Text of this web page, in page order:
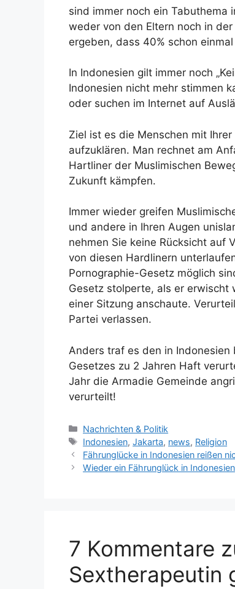
sind immer noch ein Tabuthema
weder von den Eltern noch in
ergeben, dass 40% schon
In Indonesien gilt immer noch
Indonesien nicht mehr stimmen
oder suchen im Internet auf
Ziel ist es die Menschen mit
aufzuklären. Man rechnet am
Hartliner der Muslimischen
Zukunft kämpfen.
Immer wieder greifen
und andere in Ihren Augen
nehmen Sie keine Rücksicht auf
von diesen Hardlinern
Pornographie-Gesetz möglich
Gesetz stolperte, als er erwischt
einer Sitzung anschaute.
Partei verlassen.
Anders traf es den in
Gesetzes zu 2 Jahren Haft
Jahr die Armadie Gemeinde
verurteilt!
K
a
t
e
Nachrichten & Politik
S
c
h
e
r
Indonesien,Jakarta, news, Religion
Fährunglücke in Indonesien reißen
Wieder ein Fährunglück in Indonesien
7 Kommentare
Sextherapeutin